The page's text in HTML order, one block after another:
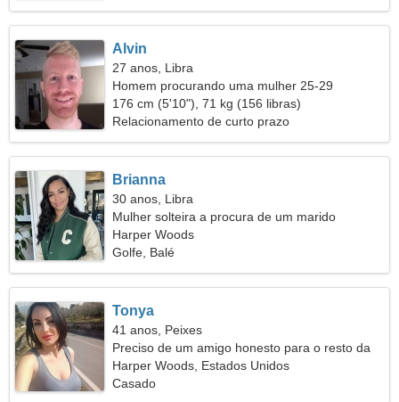
Alvin
27 anos, Libra
Homem procurando uma mulher 25-29
176 cm (5'10"), 71 kg (156 libras)
Relacionamento de curto prazo
Brianna
30 anos, Libra
Mulher solteira a procura de um marido
Harper Woods
Golfe, Balé
Tonya
41 anos, Peixes
Preciso de um amigo honesto para o resto da
vida
Harper Woods, Estados Unidos
Casado